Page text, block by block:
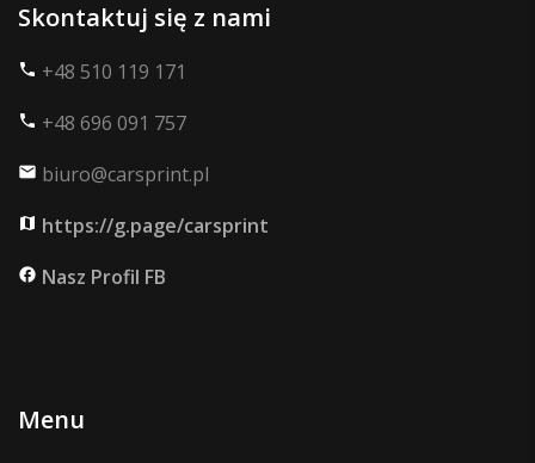
Skontaktuj się z nami
phone +48 510 119 171
phone +48 696 091 757
mail biuro@carsprint.pl
map https://g.page/carsprint
facebook Nasz Profil FB
Menu